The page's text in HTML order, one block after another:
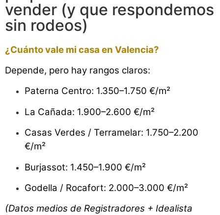
vender (y que respondemos
sin rodeos)
¿Cuánto vale mi casa en Valencia?
Depende, pero hay rangos claros:
Paterna Centro: 1.350–1.750 €/m²
La Cañada: 1.900–2.600 €/m²
Casas Verdes / Terramelar: 1.750–2.200
€/m²
Burjassot: 1.450–1.900 €/m²
Godella / Rocafort: 2.000–3.000 €/m²
(Datos medios de Registradores + Idealista